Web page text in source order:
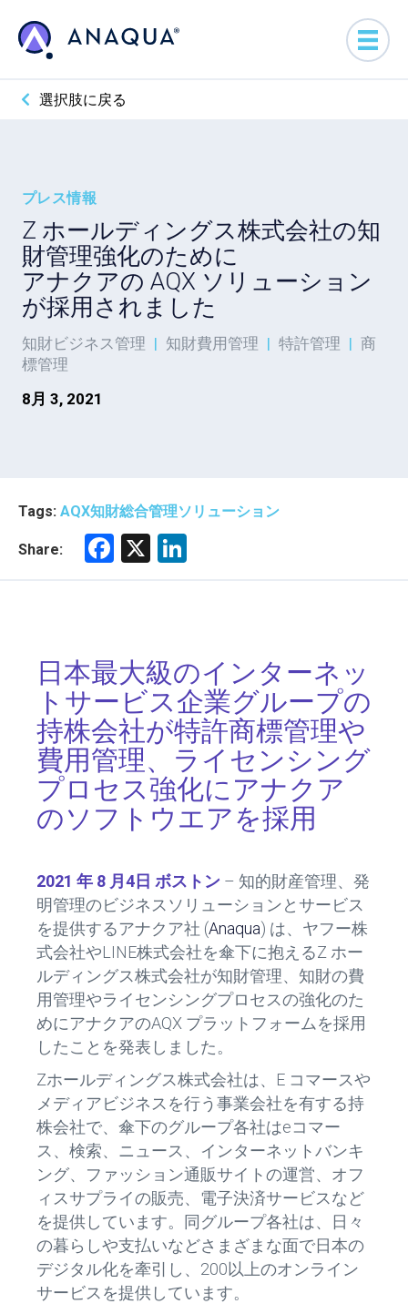
選択肢に戻る
プレス情報
Z ホールディングス株式会社の知
財管理強化のために
アナクアの AQX ソリューション
が採用されました
知財ビジネス管理 | 知財費用管理 | 特許管理 | 商
標管理
8月 3, 2021
Tags: AQX知財総合管理ソリューション
Share:
F
o
ok
X
n
日本最大級のインターネッ
トサービス企業グループの
持株会社が特許商標管理や
費用管理、ライセンシング
プロセス強化に アナクア
のソフトウエアを採用
2021 年 8 月 4 日 ボストン – 知的財産管理、発
明管理のビジネスソリューションとサービス
を提供するアナクア社 (Anaqua) は、ヤフー株
式会社やLINE株式会社を傘下に抱えるZ ホー
ルディングス株式会社が知財管理、知財の費
用管理やライセンシングプロセスの強化のた
めにアナクアのAQX プラットフォームを採用
したことを発表しました。
Zホールディングス株式会社は、E コマースや
メディアビジネスを行う事業会社を有する持
株会社で、傘下のグループ各社はeコマー
ス、検索、ニュース、インターネットバンキ
ング、ファッション通販サイトの運営、オフ
ィスサプライの販売、電子決済サービスなど
を提供しています。同グループ各社は、日々
の暮らしや支払いなどさまざまな面で日本の
デジタル化を牽引し、200以上のオンライン
サービスを提供しています。